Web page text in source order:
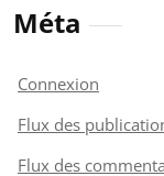
Méta
Connexion
Flux des
Flux des